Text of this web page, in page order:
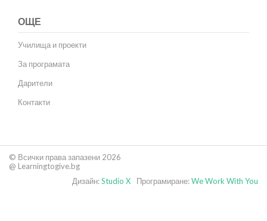
ОЩЕ
Училища и проекти
За програмата
Дарители
Контакти
© Всички права запазени 2026
@ Learningtogive.bg
Програмиране:We Work With You
Дизайн:Studio X